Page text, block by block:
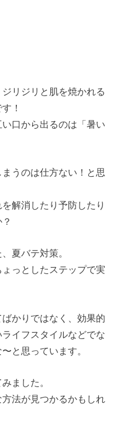
リジリと肌を焼かれる
！
口から出るのは「暑い
うのは仕方ない！と思
解消したり予防したり
夏バテ対策。
っとしたステップで実
かりではなく、効果的
イフスタイルなどでな
と思っています。
ました。
法が見つかるかもしれ